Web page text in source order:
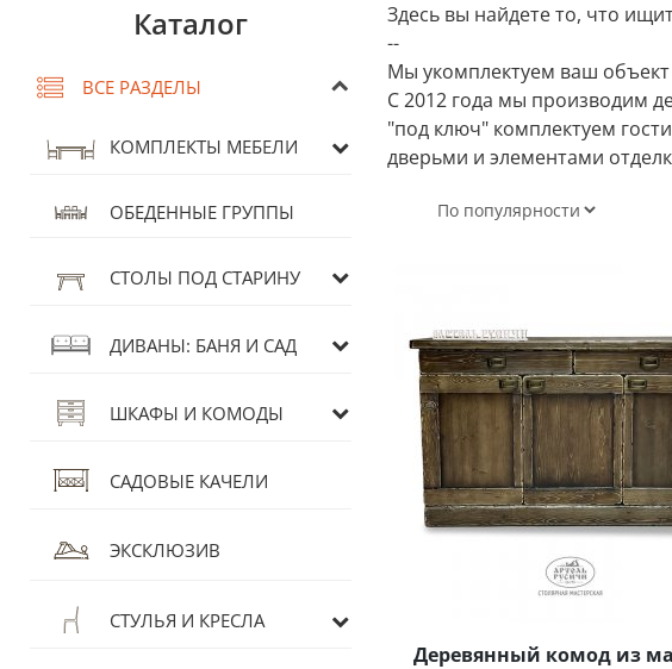
Здесь вы найдете то, что
--
Мы укомплектуем ваш
С 2012 года мы производим
"под ключ" комплектуем
дверьми и элементами
Деревянный комод из
Каталог
ВСЕ РАЗДЕЛЫ
КОМПЛЕКТЫ МЕБЕЛИ
ОБЕДЕННЫЕ ГРУППЫ
СТОЛЫ ПОД СТАРИНУ
ДИВАНЫ: БАНЯ И САД
ШКАФЫ И КОМОДЫ
САДОВЫЕ КАЧЕЛИ
ЭКСКЛЮЗИВ
СТУЛЬЯ И КРЕСЛА